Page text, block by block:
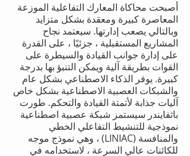
أصبحت محاكاة المعارك التفاعلية الموزعة
المعاصرة كبيرة ومعقدة بشكل متزايد
وبالتالي يصعب إدارتها. سيعتمد نجاح
المشاريع المستقبلية ، جزئيًا ، على القدرة
على إدارة جوانب القيادة والسيطرة على
القوات بطريقة آلية ويمكن التنبؤ بها بدرجة
كبيرة. يوفر الذكاء الاصطناعي بشكل عام
والشبكات العصبية الاصطناعية بشكل خاص
آليات جذابة لأتمتة القيادة والتحكم. طورت
باثفايندر سيستمز شبكة عصبية اصطناعية
نموذجية للتنشيط التفاعلي الخطي
والمنافسة (LINIAC) ، وهي نموذج موجه
للكائنات عالي السرعة ، لاستخدامه في